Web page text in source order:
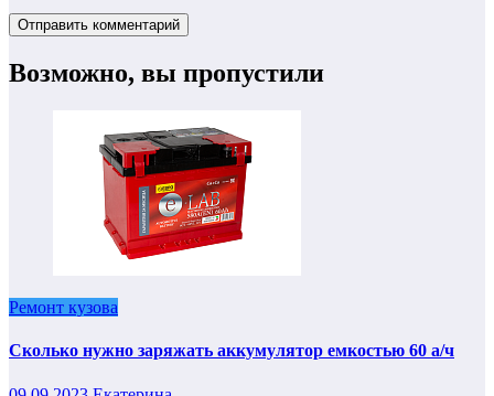
Возможно, вы пропустили
Ремонт кузова
Сколько нужно заряжать аккумулятор емкостью 60 а/ч